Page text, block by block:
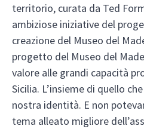
territorio, curata da Ted
ambiziose iniziative del
creazione del Museo del
progetto del Museo del
valore alle grandi capacità
Sicilia. L’insieme di quello
nostra identità. E non
tema alleato migliore